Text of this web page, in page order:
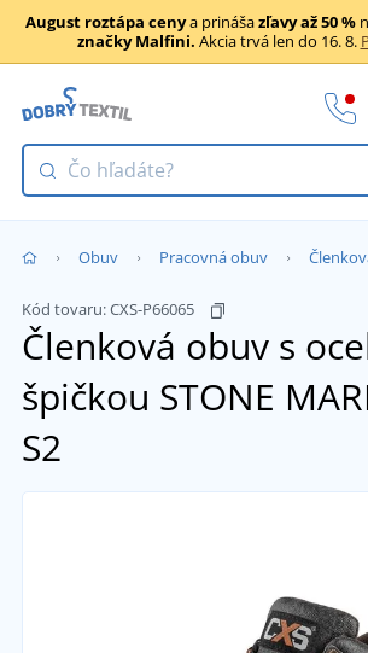
August roztápa cenya prinášazľavy až 50 %
značky Malfini. Akcia trvá len do 16. 8.
Obuv Pracovná obuv
Kód tovaru:CXS-P66065
Členková obuv s
špičkou STONE
S2